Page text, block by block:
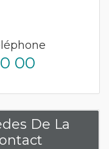
00
De La